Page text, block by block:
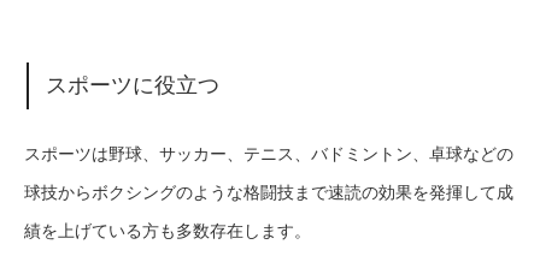
スポーツに役立つ
スポーツは野球、サッカー、テニス、バドミントン、卓球などの
球技からボクシングのような格闘技まで速読の効果を発揮して成
績を上げている方も多数存在します。